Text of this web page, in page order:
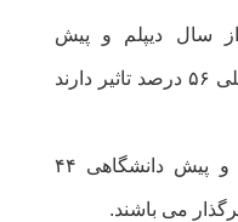
سال دیپلم و پیش
دانشگاهی در محاسبه سوابق تحصیلی ۵۶ درصد تاثیر دارند
۱۰ درس تخصصی از سال دیپلم و پیش دانشگاهی ۴۴
می باشند.